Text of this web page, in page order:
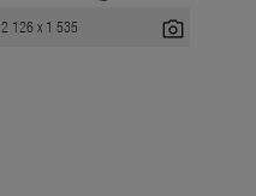
2 126 x 1 535 photo_camera